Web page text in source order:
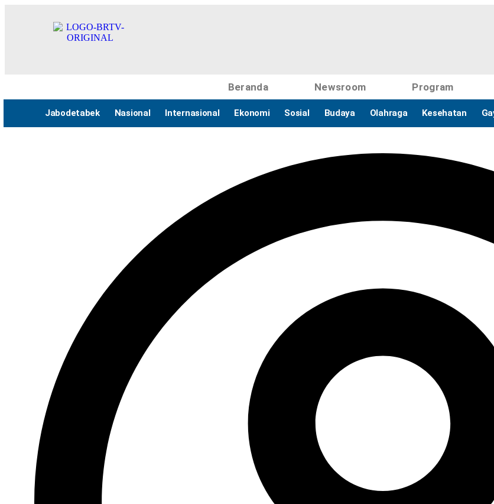
Beranda Newsroom Program
Jabodetabek Nasional Internasional Ekonomi Sosial Budaya Olahraga Kesehatan